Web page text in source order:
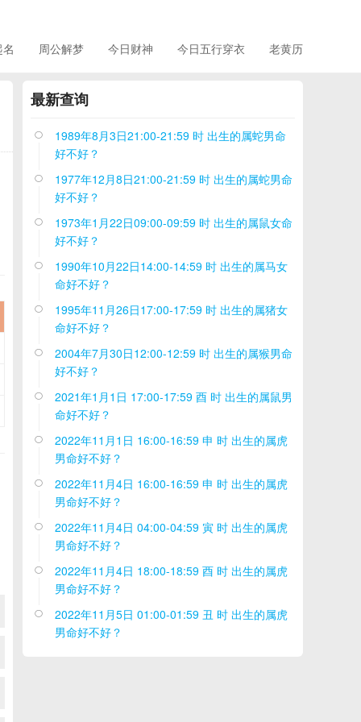
周公解梦 今日财神 今日五行穿衣 老黄历
最新查询

1989年8月3日21:00-21:59 时 出生的属蛇男命
好不好？

1977年12月8日21:00-21:59 时 出生的属蛇男命
好不好？

1973年1月22日09:00-09:59 时 出生的属鼠女命
好不好？

1990年10月22日14:00-14:59 时 出生的属马女
命好不好？

1995年11月26日17:00-17:59 时 出生的属猪女
命好不好？

2004年7月30日12:00-12:59 时 出生的属猴男命
好不好？

2021年1月1日 17:00-17:59 酉 时 出生的属鼠男
命好不好？

2022年11月1日 16:00-16:59 申 时 出生的属虎
男命好不好？

2022年11月4日 16:00-16:59 申 时 出生的属虎
男命好不好？

2022年11月4日 04:00-04:59 寅 时 出生的属虎
男命好不好？

2022年11月4日 18:00-18:59 酉 时 出生的属虎
男命好不好？

2022年11月5日 01:00-01:59 丑 时 出生的属虎
男命好不好？